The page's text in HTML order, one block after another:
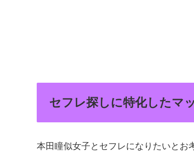
セフレ探しに特化したマ
本田瞳似女子とセフレになりたいとお